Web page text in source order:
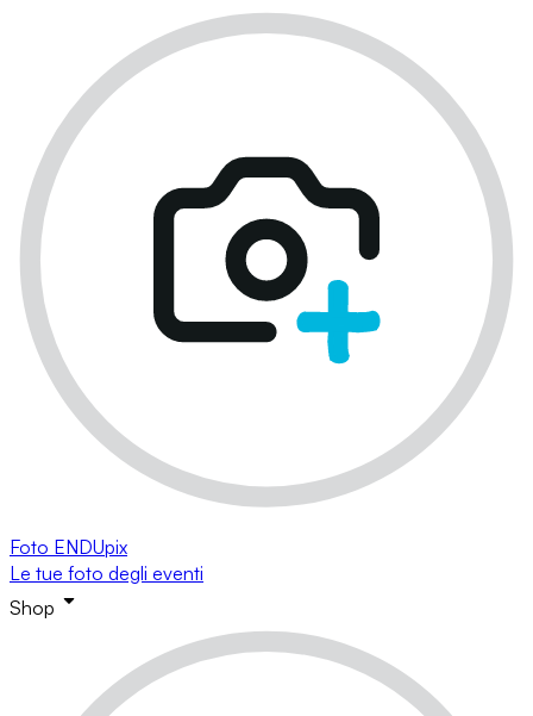
Foto ENDUpix
Le tue foto degli eventi
Shop